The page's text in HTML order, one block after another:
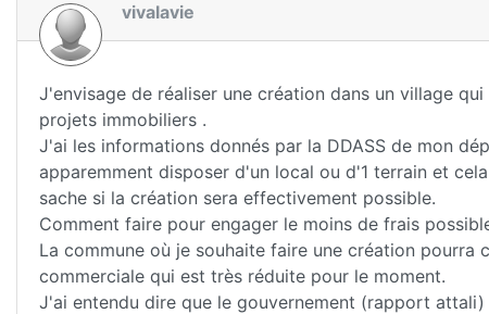
vivalavie
J'envisage de réaliser une création dans un village
projets immobiliers .
J'ai les informations donnés par la DDASS de mon
apparemment disposer d'un local ou d'1 terrain et
sache si la création sera effectivement possible.
Comment faire pour engager le moins de frais
La commune où je souhaite faire une création
commerciale qui est très réduite pour le moment.
J'ai entendu dire que le gouvernement (rapport